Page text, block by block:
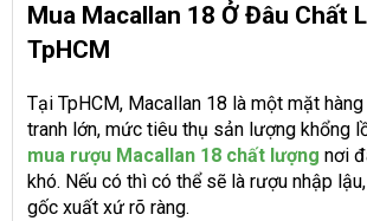
Mua Macallan 18 Ở Đâu Chất
TpHCM
Tại TpHCM, Macallan 18 là một mặt
tranh lớn, mức tiêu thụ sản lượng khổng
mua rượu Macallan 18 chất lượng nơi
khó. Nếu có thì có thể sẽ là rượu nhập
gốc xuất xứ rõ ràng.